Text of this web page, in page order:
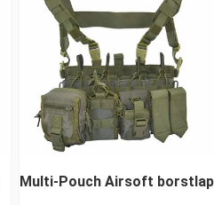
Multi-Pouch Airsoft borstlap